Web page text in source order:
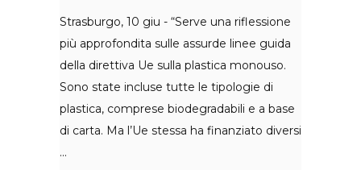
Strasburgo, 10 giu - “Serve una riflessione
più approfondita sulle assurde linee guida
della direttiva Ue sulla plastica monouso.
Sono state incluse tutte le tipologie di
plastica, comprese biodegradabili e a base
di carta. Ma l’Ue stessa ha finanziato diversi